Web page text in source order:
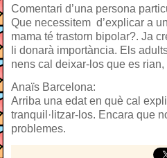
Comentari d’una persona
Que necessitem d’explicar a
mama té trastorn bipolar?. Ja
li donarà importància. Els
nens cal deixar-los que es
Anaïs Barcelona:
Arriba una edat en què cal
tranquil·litzar-los. Encara que
problemes.